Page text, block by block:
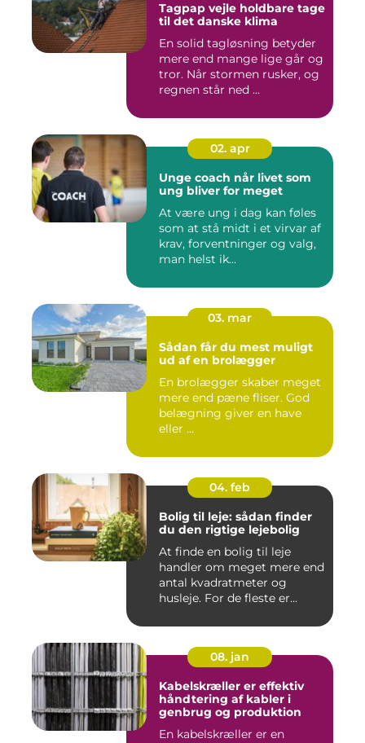
Tagpap vejle holdbare tage
til det danske klima
En solid tagløsning betyder
mere end mange lige går og
tror. Når stormen rusker, og
regnen står ned ...
02. apr
Unge coach når livet som
ung bliver for meget
At være ung i dag kan føles
som at stå midt i et virvar af
krav, forventninger og valg,
man helst ik...
03. mar
Sådan får du mest muligt
ud af en brolægger
En brolægger skaber meget
mere end pæne fliser. God
belægning giver en have
eller ...
04. feb
Bolig til leje: sådan finder
du den rigtige lejebolig
At finde en bolig til leje
handler om meget mere end
antal kvadratmeter og
husleje. For de fleste er...
08. jan
Kabelskræller er effektiv
håndtering af kabler i
genbrug og produktion
En kabelskræller er en